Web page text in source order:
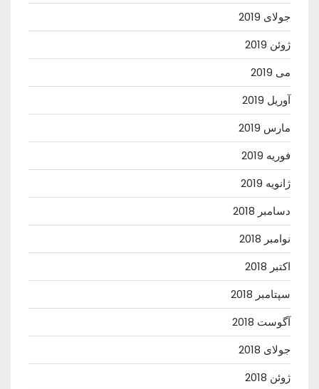
جولای 2019
ژوئن 2019
می 2019
آوریل 2019
مارس 2019
فوریه 2019
ژانویه 2019
دسامبر 2018
نوامبر 2018
اکتبر 2018
سپتامبر 2018
آگوست 2018
جولای 2018
ژوئن 2018